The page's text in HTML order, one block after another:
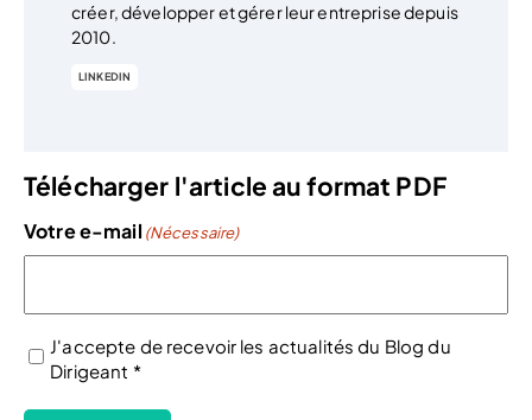
créer, développer et gérer leur entreprise depuis
2010.
LINKEDIN
Télécharger l'article au format PDF
Votre e-mail (Nécessaire)
(Nécessaire)
J'accepte de recevoir les actualités du Blog du
Dirigeant *